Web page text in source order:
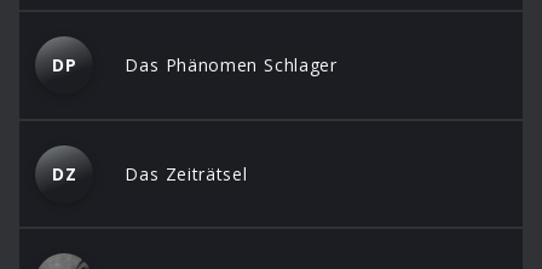
DP Das Phänomen Schlager
DZ Das Zeiträtsel